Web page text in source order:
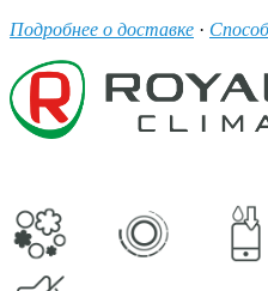
Подробнее о доставке ·